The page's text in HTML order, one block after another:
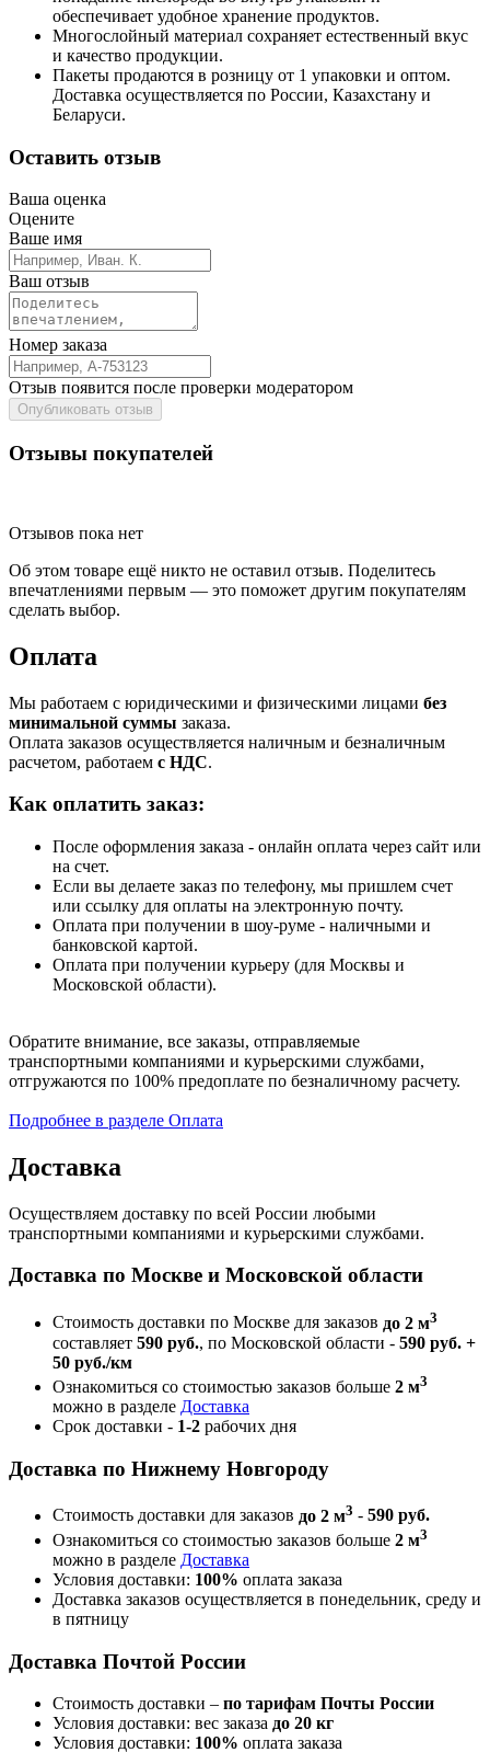
обеспечивает удобное хранение продуктов.
Многослойный материал сохраняет естественный вкус
и качество продукции.
Пакеты продаются в розницу от 1 упаковки и оптом.
Доставка осуществляется по России, Казахстану и
Беларуси.
Оставить отзыв
Ваша оценка
Оцените
Ваше имя
Ваш отзыв
Номер заказа
Отзыв появится после проверки модератором
Опубликовать отзыв
Отзывы покупателей
Отзывов пока нет
Об этом товаре ещё никто не оставил отзыв. Поделитесь
впечатлениями первым — это поможет другим покупателям
сделать выбор.
Оплата
Мы работаем с юридическими и физическими лицами без
минимальной суммы заказа.
Оплата заказов осуществляется наличным и безналичным
расчетом, работаем с НДС.
Как оплатить заказ:
После оформления заказа - онлайн оплата через сайт или
на счет.
Если вы делаете заказ по телефону, мы пришлем счет
или ссылку для оплаты на электронную почту.
Оплата при получении в шоу-руме - наличными и
банковской картой.
Оплата при получении курьеру (для Москвы и
Московской области).
Обратите внимание, все заказы, отправляемые
транспортными компаниями и курьерскими службами,
отгружаются по 100% предоплате по безналичному расчету.
Подробнее в разделе Оплата
Доставка
Осуществляем доставку по всей России любыми
транспортными компаниями и курьерскими службами.
Доставка по Москве и Московской области
Стоимость доставки по Москве для заказов до 2 м3
составляет 590 руб., по Московской области - 590 руб. +
50 руб./км
Ознакомиться со стоимостью заказов больше 2 м3
можно в разделе Доставка
Срок доставки - 1-2 рабочих дня
Доставка по Нижнему Новгороду
Стоимость доставки для заказов до 2 м3 - 590 руб.
Ознакомиться со стоимостью заказов больше 2 м3
можно в разделе Доставка
Условия доставки: 100% оплата заказа
Доставка заказов осуществляется в понедельник, среду и
в пятницу
Доставка Почтой России
Стоимость доставки – по тарифам Почты России
Условия доставки: вес заказа до 20 кг
Условия доставки: 100% оплата заказа